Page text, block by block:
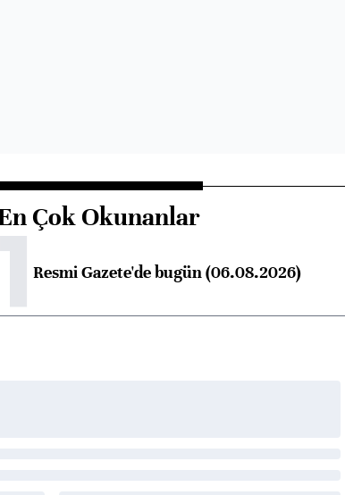
Çok Okunanlar
1Resmi Gazete'de bugün (06.08.2026)